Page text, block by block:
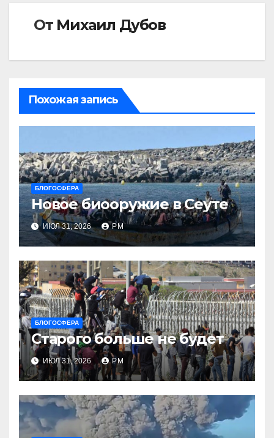
От Михаил Дубов
Похожая запись
БЛОГОСФЕРА
Новое биооружие в Сеуте
ИЮЛ 31, 2026 РМ
БЛОГОСФЕРА
Старого больше не будет
ИЮЛ 31, 2026 РМ